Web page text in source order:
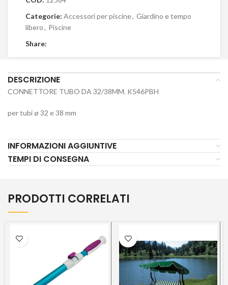
Categorie: Accessori per piscine, Giardino e tempo
libero, Piscine
Share:
DESCRIZIONE
CONNETTORE TUBO DA 32/38MM. K546PBH
per tubi ø 32 e 38 mm
INFORMAZIONI AGGIUNTIVE
TEMPI DI CONSEGNA
PRODOTTI CORRELATI